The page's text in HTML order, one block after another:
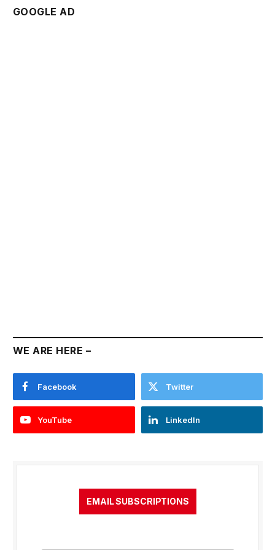
GOOGLE AD
WE ARE HERE –
Facebook Twitter
YouTube LinkedIn
EMAIL SUBSCRIPTIONS